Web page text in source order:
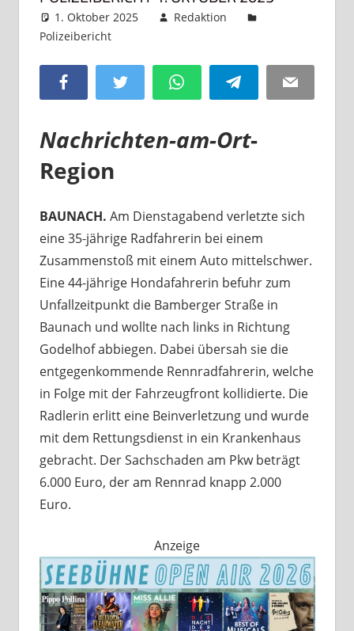
1. Oktober 2025
Redaktion
Polizeibericht
Facebook Twitter WhatsAppTelegram Email
Nachrichten-am-Ort-
Region
BAUNACH. Am Dienstagabend verletzte sich
eine 35-jährige Radfahrerin bei einem
Zusammenstoß mit einem Auto mittelschwer.
Eine 44-jährige Hondafahrerin befuhr zum
Unfallzeitpunkt die Bamberger Straße in
Baunach und wollte nach links in Richtung
Godelhof abbiegen. Dabei übersah sie die
entgegenkommende Rennradfahrerin, welche
in Folge mit der Fahrzeugfront kollidierte. Die
Radlerin erlitt eine Beinverletzung und wurde
mit dem Rettungsdienst in ein Krankenhaus
gebracht. Der Sachschaden am Pkw beträgt
6.000 Euro, der am Rennrad knapp 2.000
Euro.
Anzeige